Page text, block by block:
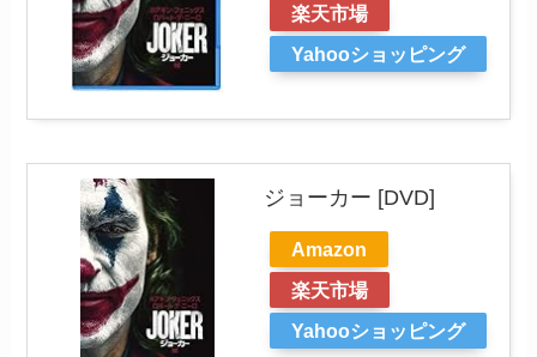
楽天市場
Yahooショッピング
ジョーカー [DVD]
Amazon
楽天市場
Yahooショッピング